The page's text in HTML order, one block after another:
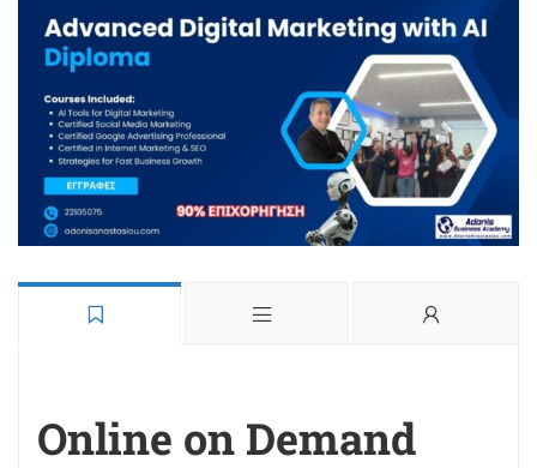
Online on Demand